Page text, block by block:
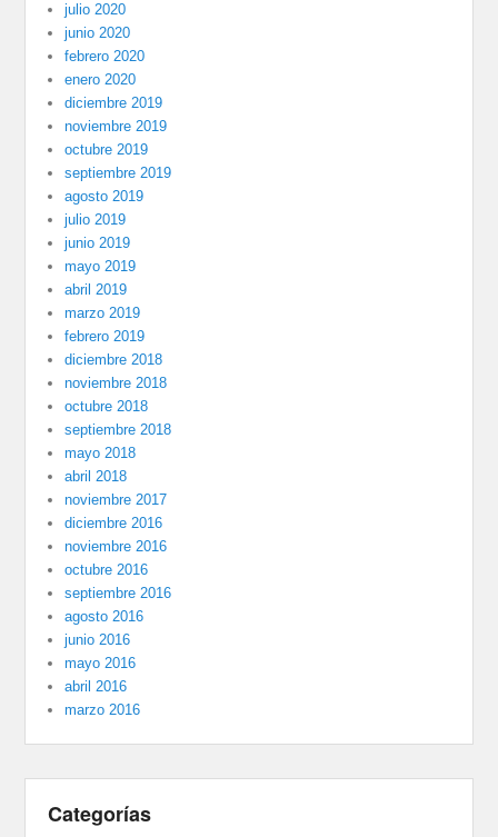
julio 2020
junio 2020
febrero 2020
enero 2020
diciembre 2019
noviembre 2019
octubre 2019
septiembre 2019
agosto 2019
julio 2019
junio 2019
mayo 2019
abril 2019
marzo 2019
febrero 2019
diciembre 2018
noviembre 2018
octubre 2018
septiembre 2018
mayo 2018
abril 2018
noviembre 2017
diciembre 2016
noviembre 2016
octubre 2016
septiembre 2016
agosto 2016
junio 2016
mayo 2016
abril 2016
marzo 2016
Categorías